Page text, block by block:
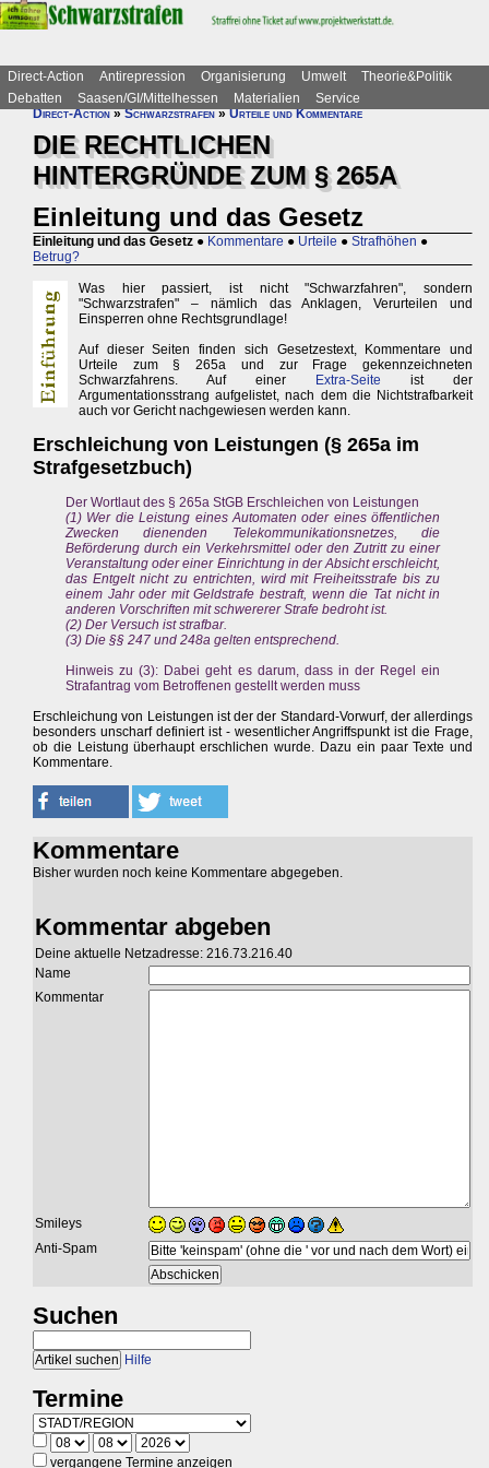
Direct-Action Antirepression Organisierung Umwelt
Theorie&Politik
Debatten
Saasen/GI/Mittelhessen Materialien
Service
Direct-Action»Schwarzstrafen»Urteile und Kommentare
DIE RECHTLICHEN
HINTERGRÜNDE ZUM § 265A
Einleitung und das Gesetz
Einleitung und das Gesetz ● Kommentare ● Urteile ● Strafhöhen ●
Betrug?
Was hier passiert, ist nicht "Schwarzfahren", sondern
"Schwarzstrafen" – nämlich das Anklagen, Verurteilen und
Einsperren ohne Rechtsgrundlage!
Auf dieser Seiten finden sich Gesetzestext, Kommentare und
Urteile zum § 265a und zur Frage gekennzeichneten
Schwarzfahrens. Auf einer
Extra-Seite ist der
Argumentationsstrang aufgelistet, nach dem die Nichtstrafbarkeit
auch vor Gericht nachgewiesen werden kann.
Erschleichung von Leistungen (§ 265a im
Strafgesetzbuch)
Der Wortlaut des § 265a StGB Erschleichen von Leistungen
(1) Wer die Leistung eines Automaten oder eines öffentlichen
Zwecken dienenden Telekommunikationsnetzes, die
Beförderung durch ein Verkehrsmittel oder den Zutritt zu einer
Veranstaltung oder einer Einrichtung in der Absicht erschleicht,
das Entgelt nicht zu entrichten, wird mit Freiheitsstrafe bis zu
einem Jahr oder mit Geldstrafe bestraft, wenn die Tat nicht in
anderen Vorschriften mit schwererer Strafe bedroht ist.
(2) Der Versuch ist strafbar.
(3) Die §§ 247 und 248a gelten entsprechend.
Hinweis zu (3): Dabei geht es darum, dass in der Regel ein
Strafantrag vom Betroffenen gestellt werden muss
Erschleichung von Leistungen ist der der Standard-Vorwurf, der allerdings
besonders unscharf definiert ist - wesentlicher Angriffspunkt ist die Frage,
ob die Leistung überhaupt erschlichen wurde. Dazu ein paar Texte und
Kommentare.
Kommentare
Bisher wurden noch keine Kommentare abgegeben.
Kommentar abgeben
Deine aktuelle Netzadresse: 216.73.216.40
Name
Kommentar
Smileys
Anti-Spam
Suchen
Hilfe
Termine
vergangene Termine anzeigen